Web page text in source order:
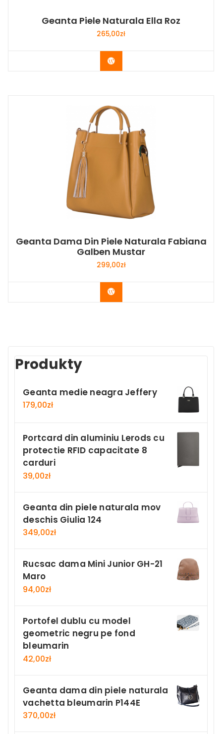
Geanta Piele Naturala Ella Roz
265,00zł
Buy Now
Geanta Dama Din Piele Naturala Fabiana
Galben Mustar
299,00zł
Buy Now
Produkty
Geanta medie neagra Jeffery
179,00zł
Portcard din aluminiu Lerods cu
protectie RFID capacitate 8
carduri
39,00zł
Geanta din piele naturala mov
deschis Giulia 124
349,00zł
Rucsac dama Mini Junior GH-21
Maro
94,00zł
Portofel dublu cu model
geometric negru pe fond
bleumarin
42,00zł
Geanta dama din piele naturala
vachetta bleumarin P144E
370,00zł